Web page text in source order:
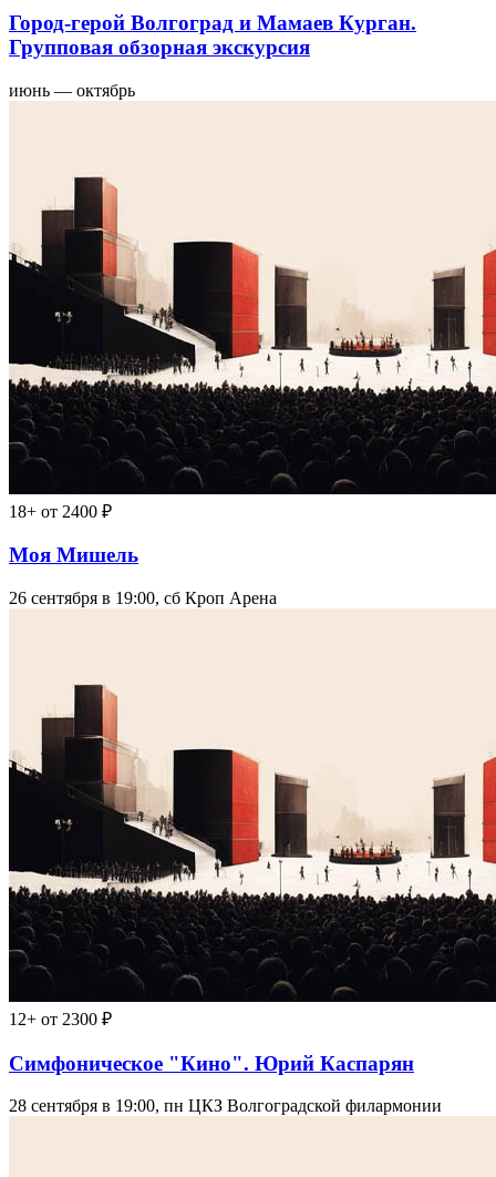
Город-герой Волгоград и Мамаев Курган.
Групповая обзорная экскурсия
июнь — октябрь
18+ от 2400 ₽
Моя Мишель
26 сентября в 19:00, сб Кроп Арена
12+ от 2300 ₽
Симфоническое "Кино". Юрий Каспарян
28 сентября в 19:00, пн ЦКЗ Волгоградской филармонии